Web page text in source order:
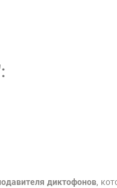
диктофонов,